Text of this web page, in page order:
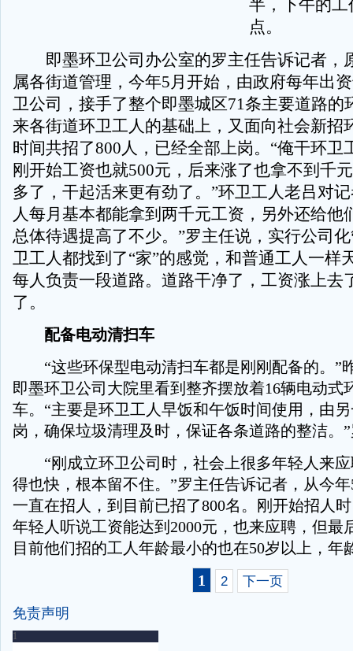
半，下午的
点。
即墨环卫公司办公室的罗主任告诉记者，
属各街道管理，今年5月开始，由政府每年出
卫公司，接手了整个即墨城区71条主要道路的
来各街道环卫工人的基础上，又面向社会新招
时间共招了800人，已经全部上岗。“俺干环卫
刚开始工资也就500元，后来涨了也拿不到千
多了，干起活来更有劲了。”环卫工人老吕对
人每月基本都能拿到两千元工资，另外还给他
总体待遇提高了不少。”罗主任说，实行公司
卫工人都找到了“家”的感觉，和普通工人一样
每人负责一段道路。道路干净了，工资涨上去
了。
配备电动清扫车
“这些环保型电动清扫车都是刚刚配备的。”
即墨环卫公司大院里看到整齐摆放着16辆电动式
车。“主要是环卫工人早饭和午饭时间使用，由
岗，确保垃圾清理及时，保证各条道路的整洁。
“刚成立环卫公司时，社会上很多年轻人来应
得也快，根本留不住。”罗主任告诉记者，从今
一直在招人，到目前已招了800名。刚开始招人
年轻人听说工资能达到2000元，也来应聘，但最
目前他们招的工人年龄最小的也在50岁以上，年
1
2 下一页
免责声明